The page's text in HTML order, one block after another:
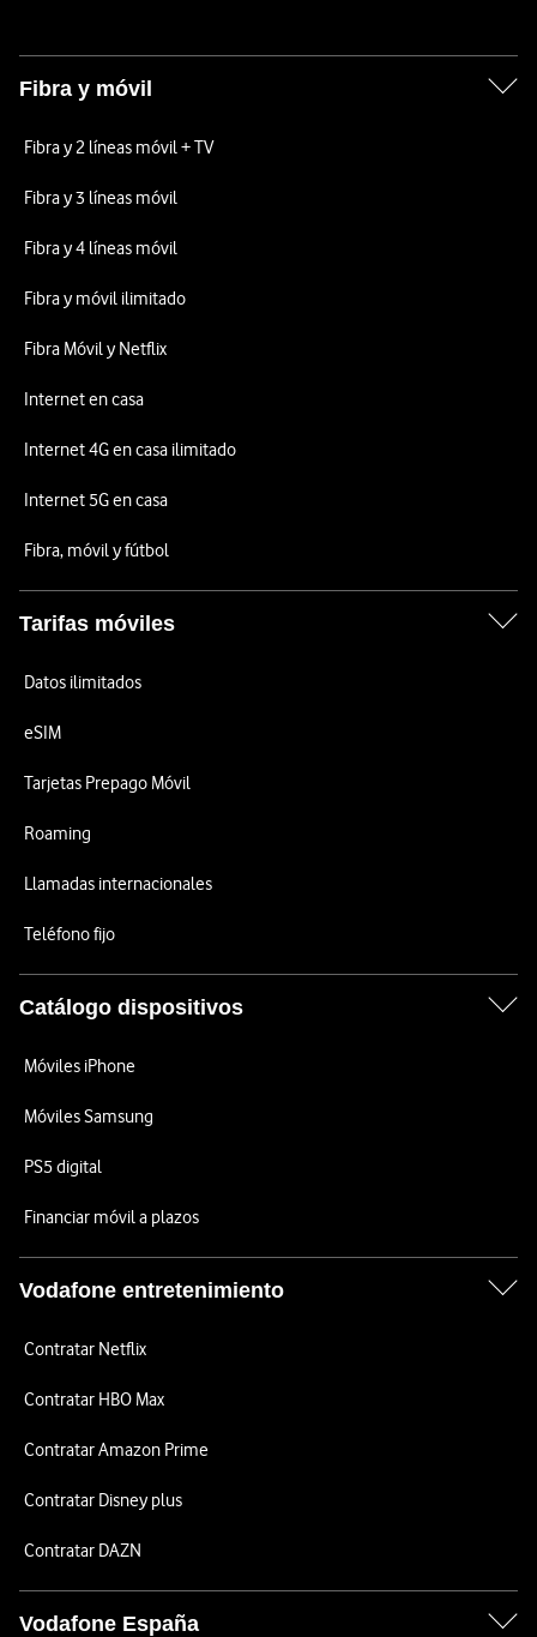
Fibra y móvil
Fibra y 2 líneas móvil + TV
Fibra y 3 líneas móvil
Fibra y 4 líneas móvil
Fibra y móvil ilimitado
Fibra Móvil y Netflix
Internet en casa
Internet 4G en casa ilimitado
Internet 5G en casa
Fibra, móvil y fútbol
Tarifas móviles
Datos ilimitados
eSIM
Tarjetas Prepago Móvil
Roaming
Llamadas internacionales
Teléfono fijo
Catálogo dispositivos
Móviles iPhone
Móviles Samsung
PS5 digital
Financiar móvil a plazos
Vodafone entretenimiento
Contratar Netflix
Contratar HBO Max
Contratar Amazon Prime
Contratar Disney plus
Contratar DAZN
Vodafone España